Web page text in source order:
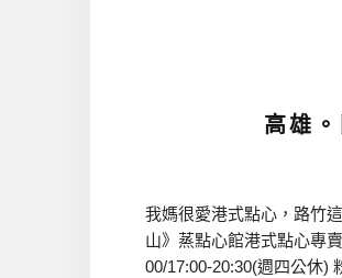
高雄
我媽很愛港式點心，路竹
山》蒸點心館港式點心專
00/17:00-20:30(週四公休)